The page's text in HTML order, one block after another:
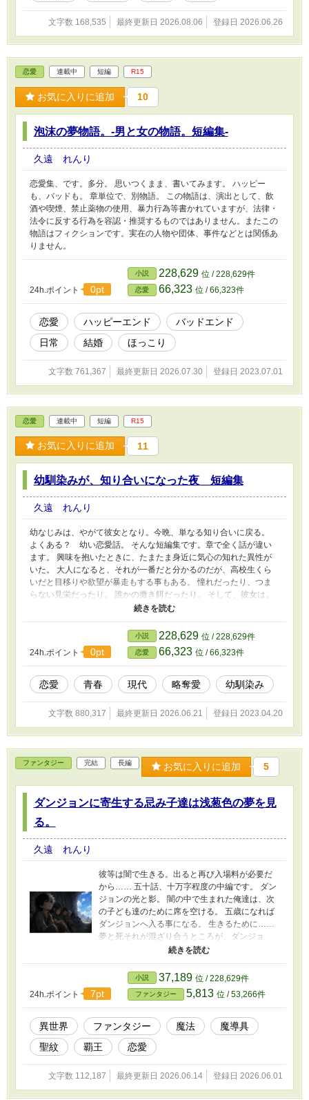
物語はフィクションです。実在の人物や団体、
文字数 168,535 最終更新日 2026.08.06 登録日 2026.06.26
恋愛 連載中 短編 R15
お気に入りに追加 10
泡沫の夢物語。-男と女の物語。短編集-
久遠 れんり
恋愛集、です。多分。 思いつくまま、書いてみます。 ハッピー
も、バッドも。 章単位で、別物語。 この物語は、演出として、飲
酒や喫煙、禁止薬物の使用、暴力行為等書かれていますが、法律・
法令に反する行為を容認・推奨するものではありません。またこの
物語はフィクションです。実在の人物や団体、事件などとは関係あ
りません。
24h.ポイント 0pt
小説 228,629 位 / 228,629件
恋愛 66,323 位 / 66,323件
恋愛 ハッピーエンド
バッドエンド
日常
結婚 ほっこり
文字数 761,367 最終更新日 2026.07.30 登録日 2023.07.01
恋愛 連載中 短編 R15
お気に入りに追加 11
幼馴染みが、知り合いになった夜 短編集
久遠 れんり
幼なじみは、やがて彼女となり。今晩、単なる知り合いに戻る。
よくある？ 幼い恋愛話。 そんな短編集です。章で全く話が違い
ます。 興味を抱いたときに、たまたま身近に気心の知れた異性が
いた。 大人になると、それが一番だと分かるのだが、高校生くら
いだと目移りや欲望が暴走もする事もある。 憧れだったり、つま
らない見栄だったり。 誰かの撒き餌だったり。 そして、彼女は。
ジャンルは、ラブコメ？じゃない。ええい恋愛だ。 完全不定期。
この物語は、演出として、飲酒や喫煙、禁止薬物の使用、暴力行為
等書かれていますが、法律・法令に反する行為を容認・推奨するも
のではありません。またこの物語はフィクションです。実在の人物
や団体、事件などとは関係ありません。
24h.ポイント 0pt
小説 228,629 位 / 228,629件
恋愛 66,323 位 / 66,323件
恋愛 青春 現代 略奪愛 幼馴染み
文字数 880,317 最終更新日 2026.06.21 登録日 2023.04.20
ファンタジー 完結 長編 お気に入りに追加 5
ダンジョンに寄生する忌み子達は浅葱色の夢を見
る。
久遠 れんり
彼等は闇で生きる。出ると再び入場料が必要だ
から…… 五十話、十万字程度の中編です。 ダン
ジョンの光と影。 闇の中で生まれた俺達は、次
の子ども達のために席を空ける。 五歳になれば
ダンジョンへ入る事になる。 生きるために……
夢と死それが混ざり合うところが、ダンジョ
ン。 そんな中で彼は、逃げるための餌にされ
た。 よくある話…… だがそれが、すべての始ま
りだった。 彼は天命に後押しされて、行動を始
める。 人を導くために。 この物語は、演出とし
て、飲酒や喫煙、禁止薬物の使用、暴力行為等
書かれていますが、法律・法令に反する行為を
容認・推奨するものではありません。またこの
物語はフィクションです。実在の人物や団体、
事件などとは関係ありません。
24h.ポイント 7pt
小説 37,189 位 / 228,629件
ファンタジー 5,813 位 / 53,266件
異世界 ファンタジー 魔法
魔導具
聖紋
覇王 恋愛
文字数 112,187 最終更新日 2026.06.14 登録日 2026.06.01